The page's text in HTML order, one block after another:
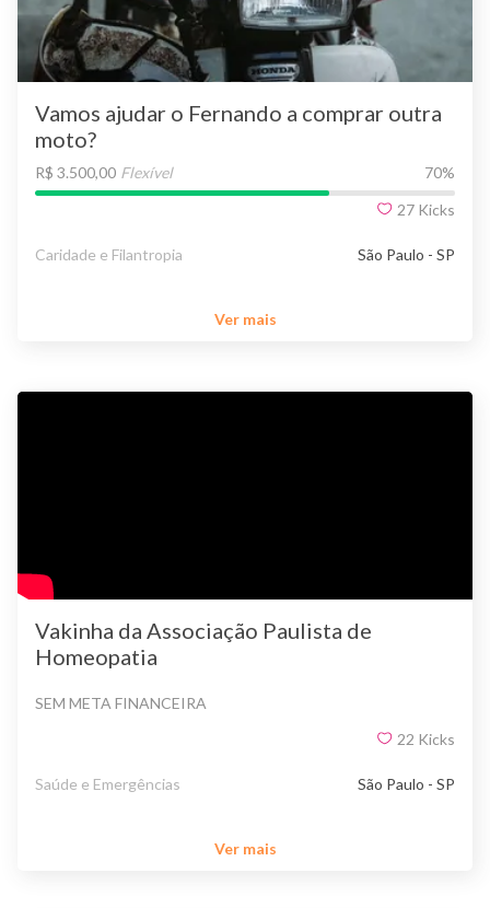
Vamos ajudar o Fernando a comprar outra
moto?
R$ 3.500,00 Flexível 70%
27 Kicks
Caridade e Filantropia São Paulo - SP
Ver mais
Vakinha da Associação Paulista de
Homeopatia
SEM META FINANCEIRA
22 Kicks
Saúde e Emergências São Paulo - SP
Ver mais